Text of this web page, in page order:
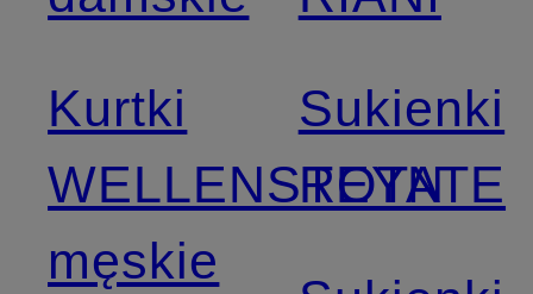
Kurtki
WELLENSTEYN
męskie
Sukienki
ROTATE